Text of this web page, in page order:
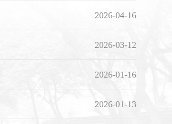
2026-04-16
2026-03-12
2026-01-16
2026-01-13